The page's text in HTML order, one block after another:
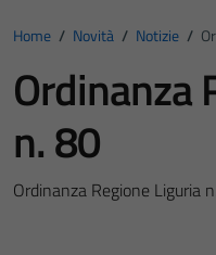
Home / Novità / Notizie /
Ordinanza
n. 80
Ordinanza Regione Liguria